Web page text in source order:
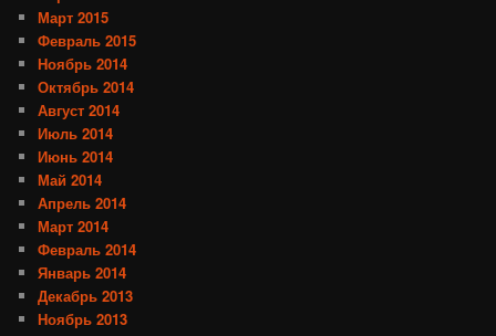
Март 2015
Февраль 2015
Ноябрь 2014
Октябрь 2014
Август 2014
Июль 2014
Июнь 2014
Май 2014
Апрель 2014
Март 2014
Февраль 2014
Январь 2014
Декабрь 2013
Ноябрь 2013